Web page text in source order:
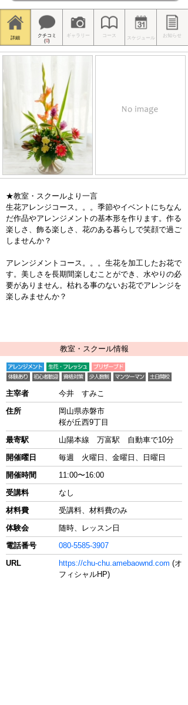
詳細
クチコミ
(0)
ギャラリー コース スケジュール お知らせ
★教室・スクールより一言
生花アレンジコース。。。季節やイベントにちなん
だ作品やアレンジメントの基本形を作ります。作る
楽しさ、飾る楽しさ、花のある暮らしで笑顔で過ご
しませんか？
アレンジメントコース。。。生花を加工したお花で
す。美しさを長期間楽しむことができ、水やりの必
要がありません。枯れる事のないお花でアレンジを
楽しみませんか？
教室・スクール情報
主宰者
今井 すみこ
住所
岡山県赤磐市
桜が丘西9丁目
最寄駅
山陽本線 万富駅 自動車で10分
開催曜日
毎週 火曜日、金曜日、日曜日
開催時間
11:00〜16:00
受講料
なし
材料費
受講料、材料費のみ
体験会
随時、レッスン日
電話番号
080-5585-3907
URL
https://chu-chu.amebaownd.com (オ
フィシャルHP)